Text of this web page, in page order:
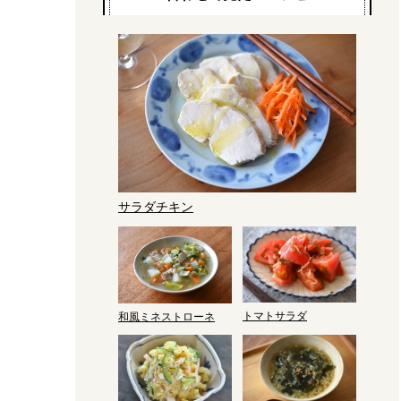
サラダチキン
和風ミネストローネ トマトサラダ